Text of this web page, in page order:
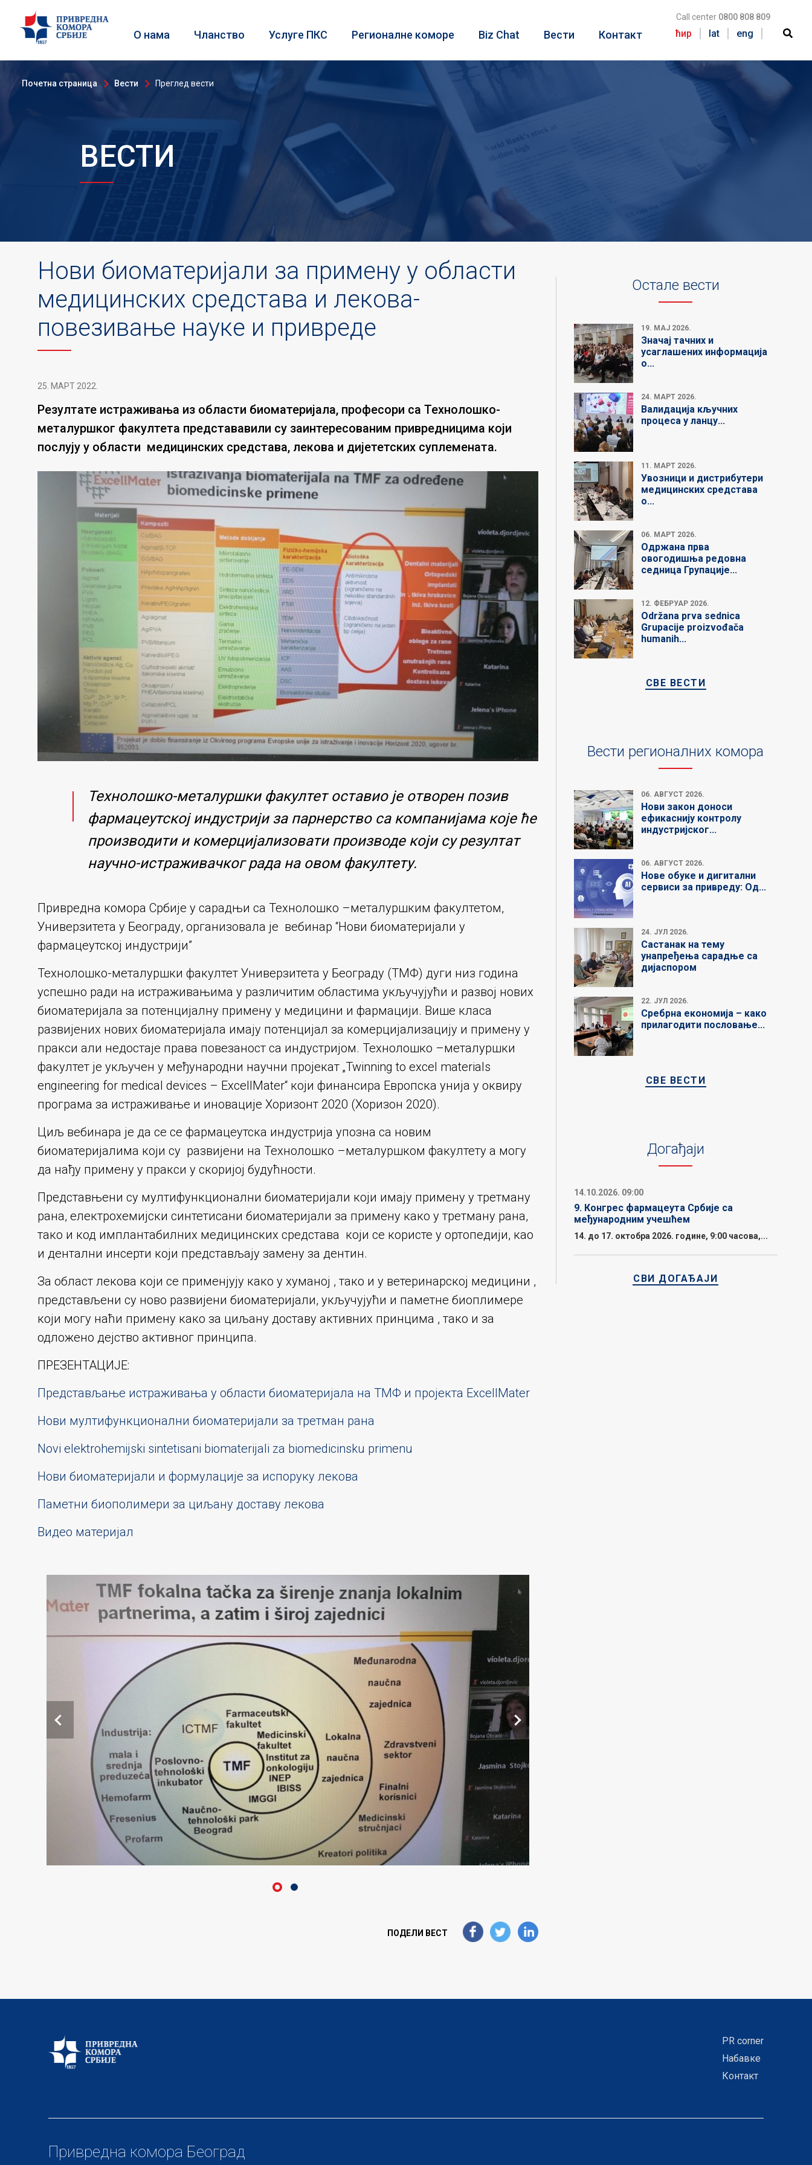
О нама Чланство Услуге ПКС Регионалне коморе Biz Chat Вести Контакт
Call center 0800 808 809
ћир lat eng
Почетна страница Вести Преглед вести
ВЕСТИ
Нови биоматеријали за примену у области
медицинских средстава и лекова-
повезивање науке и привреде
25. МАРТ 2022.
Резултате истраживања из области биоматеријала, професори са Технолошко-
металуршког факултета представавили су заинтересованим привредницима који
послују у области медицинских средстава, лекова и дијететских суплемената.
Технолошко-металуршки факултет оставио је отворен позив
фармацеутској индустрији за парнерство са компанијама које ће
производити и комерцијализовати производе који су резултат
научно-истраживачког рада на овом факултету.
Привредна комора Србије у сарадњи са Технолошко –металуршким факултетом,
Универзитета у Београду, организовала је вебинар “Нови биоматеријали у
фармацеутској индустрији”
Технолошко-металуршки факултет Универзитета у Београду (ТМФ) дуги низ година
успешно ради на истраживањима у различитим областима укључујући и развој нових
биоматеријала за потенцијалну примену у медицини и фармацији. Више класа
развијених нових биоматеријала имају потенцијал за комерцијализацију и примену у
пракси али недостаје права повезаност са индустријом. Технолошко –металуршки
факултет је укључен у међународни научни пројекат „Twinning to excel materials
engineering for medical devices – ExcellMater“ који финансира Европска унија у оквиру
програма за истраживање и иновације Хоризонт 2020 (Хоризон 2020).
Циљ вебинара је да се се фармацеутска индустрија упозна са новим
биоматеријалима који су развијени на Технолошко –металуршком факултету а могу
да нађу примену у пракси у скоријој будућности.
Представњени су мултифункционални биоматеријали који имају примену у третману
рана, електрохемијски синтетисани биоматеријали за примену како у третману рана,
тако и код имплантабилних медицинских средстава који се користе у ортопедији, као
и дентални инсерти који представљају замену за дентин.
За област лекова који се применјују како у хуманој , тако и у ветеринарској медицини ,
представљени су ново развијени биоматеријали, укључујући и паметне биоплимере
који могу наћи примену како за циљану доставу активних принцима , тако и за
одложено дејство активног принципа.
ПРЕЗЕНТАЦИЈЕ:
Представљање истраживања у области биоматеријала на ТМФ и пројекта ExcellMater
Нови мултифункционални биоматеријали за третман рана
Novi elektrohemijski sintetisani biomaterijali za biomedicinsku primenu
Нови биоматеријали и формулације за испоруку лекова
Паметни биополимери за циљану доставу лекова
Видео материјал
ПОДЕЛИ ВЕСТ
Остале вести
19. МАЈ 2026.
Значај тачних и
усаглашених информација
о...
24. МАРТ 2026.
Валидација кључних
процеса у ланцу...
11. МАРТ 2026.
Увозници и дистрибутери
медицинских средстава
о...
06. МАРТ 2026.
Одржана прва
овогодишња редовна
седница Групације...
12. ФЕБРУАР 2026.
Održana prva sednica
Grupacije proizvođača
humanih...
СВЕ ВЕСТИ
Вести регионалних комора
06. АВГУСТ 2026.
Нови закон доноси
ефикаснију контролу
индустријског...
06. АВГУСТ 2026.
Нове обуке и дигитални
сервиси за привреду: Од...
24. ЈУЛ 2026.
Састанак на тему
унапређења сарадње са
дијаспором
22. ЈУЛ 2026.
Сребрна економија – како
прилагодити пословање...
СВЕ ВЕСТИ
Догађаји
14.10.2026. 09:00
9. Конгрес фармацеута Србије са
међународним учешћем
14. до 17. октобра 2026. године, 9:00 часова,...
СВИ ДОГАЂАЈИ
PR corner
Набавке
Контакт
Привредна комора Београд